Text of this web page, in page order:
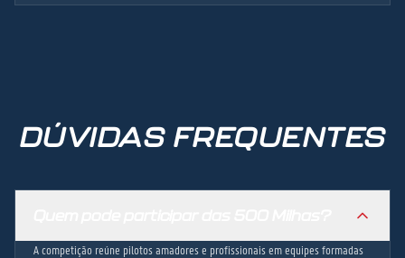
DÚVIDAS FREQUENTES
A competição reúne pilotos amadores e profissionais em equipes formadas